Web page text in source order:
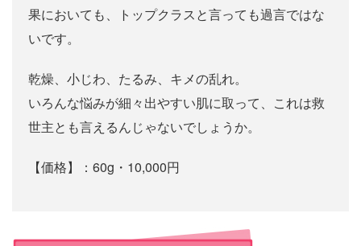
果においても、トップクラスと言っても過言ではな
いです。
乾燥、小じわ、たるみ、キメの乱れ。
いろんな悩みが細々出やすい肌に取って、これは救
世主とも言えるんじゃないでしょうか。
【価格】：60g・10,000円